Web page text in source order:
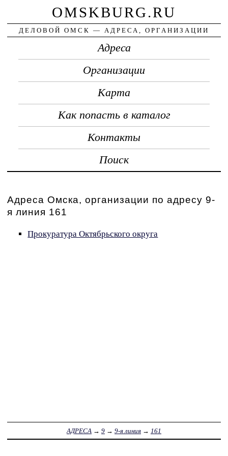
OMSKBURG.RU
ДЕЛОВОЙ ОМСК — АДРЕСА, ОРГАНИЗАЦИИ
Адреса
Организации
Карта
Как попасть в каталог
Контакты
Поиск
Адреса Омска, организации по адресу 9-
я линия 161
Прокуратура Октябрьского округа
АДРЕСА → 9 → 9-я линия → 161